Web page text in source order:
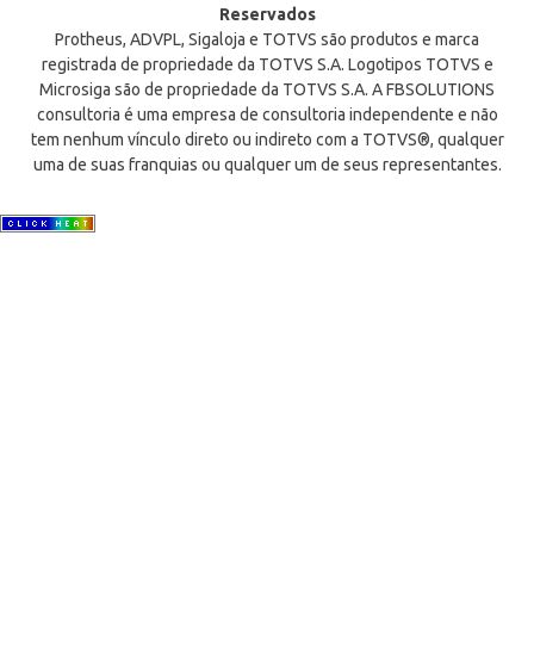
Reservados
Protheus, ADVPL, Sigaloja e TOTVS são produtos e marca
registrada de propriedade da TOTVS S.A. Logotipos TOTVS e
Microsiga são de propriedade da TOTVS S.A. A FBSOLUTIONS
consultoria é uma empresa de consultoria independente e não
tem nenhum vínculo direto ou indireto com a TOTVS®, qualquer
uma de suas franquias ou qualquer um de seus representantes.